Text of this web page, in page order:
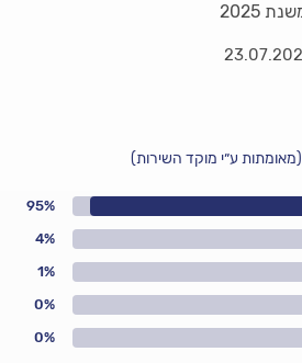
2025
(מאומתות ע״י מוקד השירות)
0%
0%
1%
4%
95%